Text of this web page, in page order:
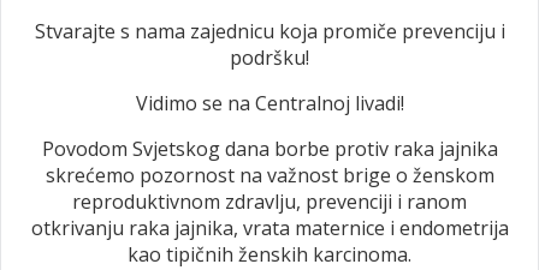
Stvarajte s nama zajednicu koja promiče prevenciju i
podršku!
Vidimo se na Centralnoj livadi!
Povodom Svjetskog dana borbe protiv raka jajnika
skrećemo pozornost na važnost brige o ženskom
reproduktivnom zdravlju, prevenciji i ranom
otkrivanju raka jajnika, vrata maternice i endometrija
kao tipičnih ženskih karcinoma.